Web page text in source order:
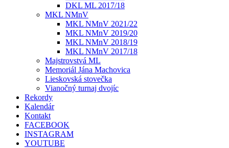
DKL ML 2017/18
MKL NMnV
MKL NMnV 2021/22
MKL NMnV 2019/20
MKL NMnV 2018/19
MKL NMnV 2017/18
Majstrovstvá ML
Memoriál Jána Machovica
Lieskovská stovečka
Vianočný turnaj dvojíc
Rekordy
Kalendár
Kontakt
FACEBOOK
INSTAGRAM
YOUTUBE